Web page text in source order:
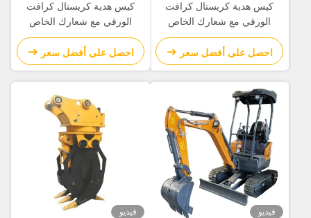
كيس هدية كريستال كرافت
الورقي مع شعارك الخاص
لحفلة عيد الميلاد الزخرفية
احصل على أفضل سعر
كيس هدية كريستال كرافت
الورقي مع شعارك الخاص
لحفلة عيد الميلاد الزخرفية
احصل على أفضل سعر
فيديو فيديو